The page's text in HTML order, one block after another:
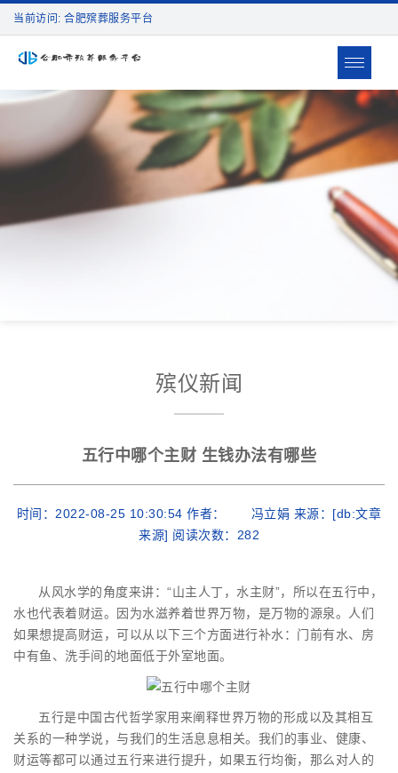
当前访问: 合肥殡葬服务平台
Toggle
殡仪新闻
五行中哪个主财 生钱办法有哪些
时间：2022-08-25 10:30:54 作者： 冯立娟 来源：[db:文章
来源] 阅读次数： 282
从风水学的角度来讲：“山主人丁，水主财”，所以在五行中，
水也代表着财运。因为水滋养着世界万物，是万物的源泉。人们
如果想提高财运，可以从以下三个方面进行补水：门前有水、房
中有鱼、洗手间的地面低于外室地面。
五行是中国古代哲学家用来阐释世界万物的形成以及其相互
关系的一种学说，与我们的生活息息相关。我们的事业、健康、
财运等都可以通过五行来进行提升，如果五行均衡，那么对人的